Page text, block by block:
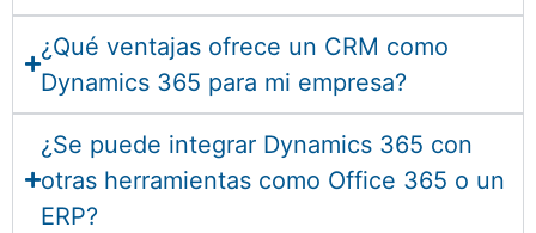
¿Qué ventajas ofrece un CRM como
Dynamics 365 para mi empresa?
¿Se puede integrar Dynamics 365 con
otras herramientas como Office 365 o un
ERP?